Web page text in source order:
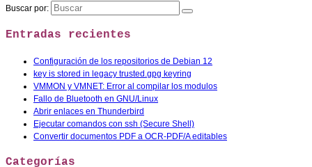
Buscar por:
Entradas recientes
Configuración de los repositorios de Debian 12
key is stored in legacy trusted.gpg keyring
VMMON y VMNET: Error al compilar los modulos
Fallo de Bluetooth en GNU/Linux
Abrir enlaces en Thunderbird
Ejecutar comandos con ssh (Secure Shell)
Convertir documentos PDF a OCR-PDF/A editables
Categorías